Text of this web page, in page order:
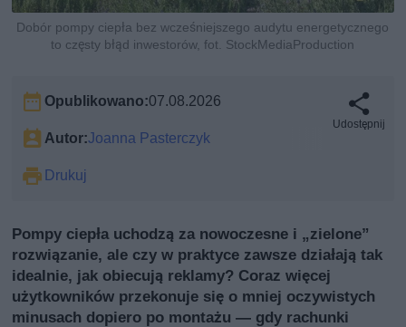
Dobór pompy ciepła bez wcześniejszego audytu energetycznego
to częsty błąd inwestorów, fot. StockMediaProduction
Opublikowano:07.08.2026
Autor:Joanna Pasterczyk
Drukuj
Udostępnij
Pompy ciepła uchodzą za nowoczesne i „zielone”
rozwiązanie, ale czy w praktyce zawsze działają tak
idealnie, jak obiecują reklamy? Coraz więcej
użytkowników przekonuje się o mniej oczywistych
minusach dopiero po montażu — gdy rachunki